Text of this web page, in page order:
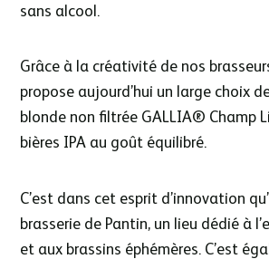
sans alcool.
Grâce à la créativité de nos
propose aujourd’hui un large choix
blonde non filtrée GALLIA® Champ
bières IPA au goût équilibré.
C’est dans cet esprit d’innovation
brasserie de Pantin, un lieu dédié à
et aux brassins éphémères. C’est